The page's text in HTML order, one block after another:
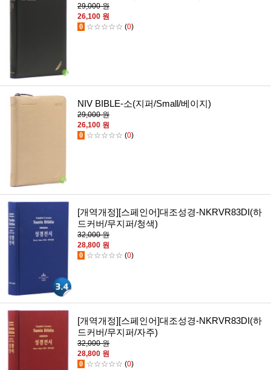
29,000 원
26,100 원
0 ☆☆☆☆☆ (0)
NIV BIBLE-소(지퍼/Small/베이지)
29,000 원
26,100 원
0 ☆☆☆☆☆ (0)
[개역개정][스페인어]대조성경-NKRVR83DI(하
드커버/무지퍼/청색)
32,000 원
28,800 원
0 ☆☆☆☆☆ (0)
[개역개정][스페인어]대조성경-NKRVR83DI(하
드커버/무지퍼/자주)
32,000 원
28,800 원
0 ☆☆☆☆☆ (0)